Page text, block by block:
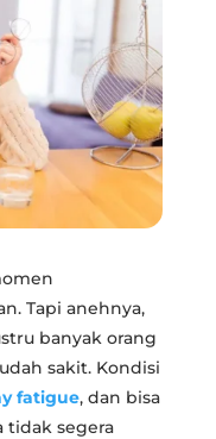
Tapi anehnya,
banyak orang
sakit. Kondisi
fatigue, dan bisa
tidak segera